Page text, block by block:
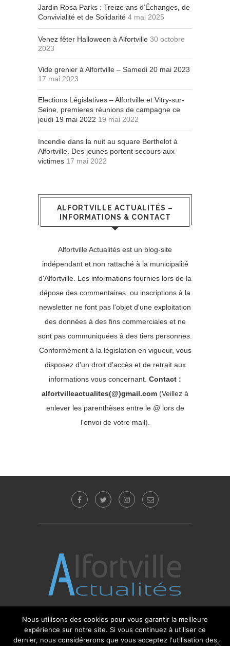
Jardin Rosa Parks : Treize ans d’Échanges, de
Convivialité et de Solidarité 4 mai 2025
Venez fêter Halloween à Alfortville 30 octobre
2023
Vide grenier à Alfortville – Samedi 20 mai 2023
17 mai 2023
Elections Législatives – Alfortville et Vitry-sur-
Seine, premieres réunions de campagne ce
jeudi 19 mai 2022 19 mai 2022
Incendie dans la nuit au square Berthelot à
Alfortville. Des jeunes portent secours aux
victimes 17 mai 2022
ALFORTVILLE ACTUALITÉS –
INFORMATIONS & CONTACT
Alfortville Actualités est un blog-site
indépendant et non rattaché à la municipalité
d'Alfortville. Les informations fournies lors de la
dépose des commentaires, ou inscriptions à la
newsletter ne font pas l'objet d'une exploitation
des données à des fins commerciales et ne
sont pas communiquées à des tiers personnes.
Conformément à la législation en vigueur, vous
disposez d'un droit d'accès et de retrait aux
informations vous concernant. Contact :
alfortvilleactualites(@)gmail.com (Veillez à
enlever les parenthèses entre le @ lors de
l'envoi de votre mail).
© 2017 - 2025 Alfortville Actualités - Tous droits
réservés. Editeur : Sébastien Glotin - l'Agence-i
Nous utilisons des cookies pour vous garantir la meilleure
expérience sur notre site. Si vous continuez à utiliser ce
dernier, nous considérerons que vous acceptez l'utilisation des